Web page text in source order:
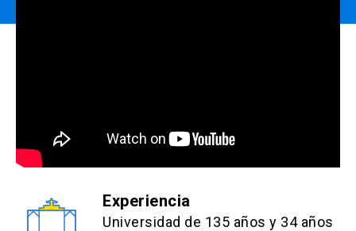
compañeros de clase, y cada alumno podrá
buscar los tópicos de interés que ya hayan sido
tratados con anterioridad. Este espacio contará
con unas reglas de uso, que establecen un
criterio estricto sobre qué tipo de comentarios se
Experiencia
Universidad de 135 años y 34 años